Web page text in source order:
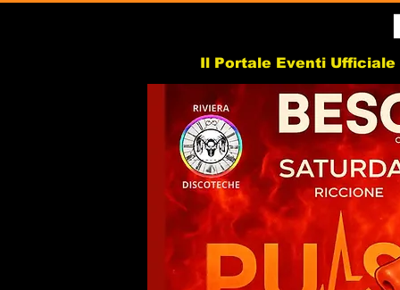
Il Portale Eventi